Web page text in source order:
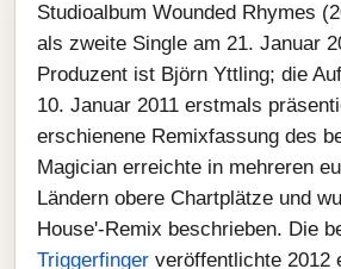
Studioalbum Wounded Rhymes
als zweite Single am 21. Januar
Produzent ist Björn Yttling; die
10. Januar 2011 erstmals
erschienene Remixfassung des
Magician erreichte in mehreren
Ländern obere Chartplätze und
House'-Remix beschrieben. Die
Triggerfinger veröffentlichte 2012